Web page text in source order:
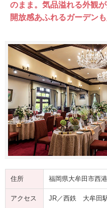
のまま。気品溢れる外観が
開放感あふれるガーデン
住所 福岡県大牟田市西
アクセス JR／西鉄 大牟田